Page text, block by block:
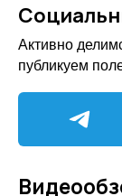
Активно
публикуем